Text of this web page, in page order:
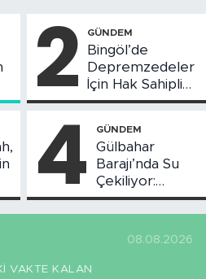
2 GÜNDEM
Bingöl’de
Depremzedeler
İçin Hak Sahipliği
Askı Süreci
4 GÜNDEM
Gülbahar
Barajı’nda Su
Çekiliyor:
Piknikçi Sayısı
Azaldı
08.08.2026
VAKTE KALAN